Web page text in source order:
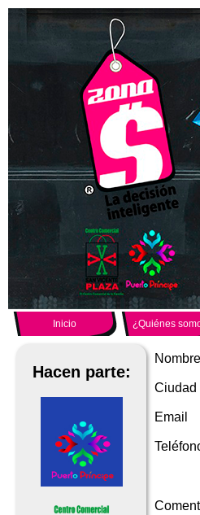
Inicio ¿Quiénes
Hacen parte:
Nombre
Ciudad
Email